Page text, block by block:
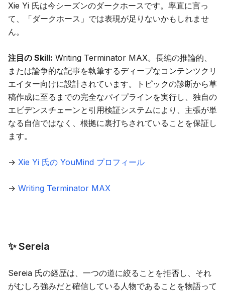
Xie Yi 氏は今シーズンのダークホースです。率直に言っ
て、「ダークホース」では表現が足りないかもしれませ
ん。
注目の Skill: Writing Terminator MAX。長編の推論的、
または論争的な記事を執筆するディープなコンテンツクリ
エイター向けに設計されています。トピックの診断から草
稿作成に至るまでの完全なパイプラインを実行し、独自の
エビデンスチェーンと引用検証システムにより、主張が単
なる自信ではなく、根拠に裏打ちされていることを保証し
ます。
→ Xie Yi 氏の YouMind プロフィール
→ Writing Terminator MAX
✨ Sereia
Sereia 氏の経歴は、一つの道に絞ることを拒否し、それ
がむしろ強みだと確信している人物であることを物語って